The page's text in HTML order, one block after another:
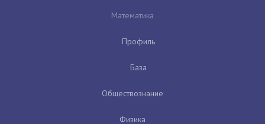
Математика
Профиль
База
Обществознание
Физика